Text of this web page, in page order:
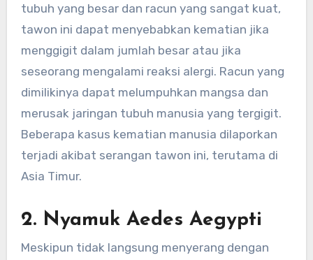
tubuh yang besar dan racun yang sangat kuat,
tawon ini dapat menyebabkan kematian jika
menggigit dalam jumlah besar atau jika
seseorang mengalami reaksi alergi. Racun yang
dimilikinya dapat melumpuhkan mangsa dan
merusak jaringan tubuh manusia yang tergigit.
Beberapa kasus kematian manusia dilaporkan
terjadi akibat serangan tawon ini, terutama di
Asia Timur.
2. Nyamuk Aedes Aegypti
Meskipun tidak langsung menyerang dengan